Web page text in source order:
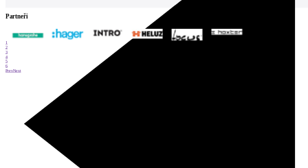
Partneři
1
2
3
4
5
6
PrevNext